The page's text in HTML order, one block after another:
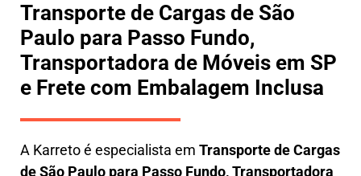
Transporte de Cargas de São
Paulo para Passo Fundo,
Transportadora de Móveis em SP
e Frete com Embalagem Inclusa
A Karretoé especialista em Transporte de Cargas
de São Paulo para Passo Fundo,Transportadora